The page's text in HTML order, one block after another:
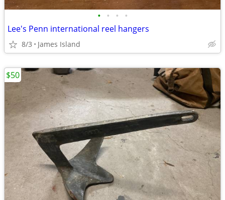
• • • •
Lee's Penn international reel hangers
8/3 James Island
$50